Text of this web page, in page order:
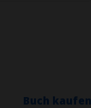
Buch kaufen